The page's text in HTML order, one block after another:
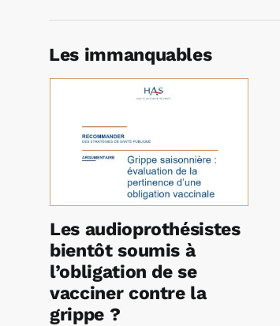
Les immanquables
Les audioprothésistes
bientôt soumis à
l’obligation de se
vacciner contre la
grippe ?